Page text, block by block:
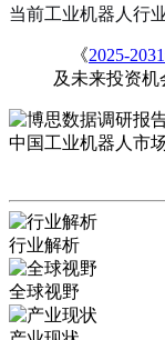
当前工业机器人行
《2025-
及未来投资
中国工业机器人市
行业解析
全球视野